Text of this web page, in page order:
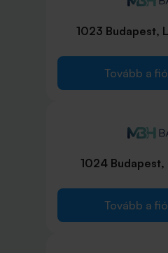
1023 Budapest,
Tovább a
1024
Tovább a